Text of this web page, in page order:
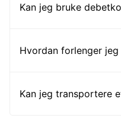
Kan jeg bruke
Hvordan forlenger
Kan jeg transportere